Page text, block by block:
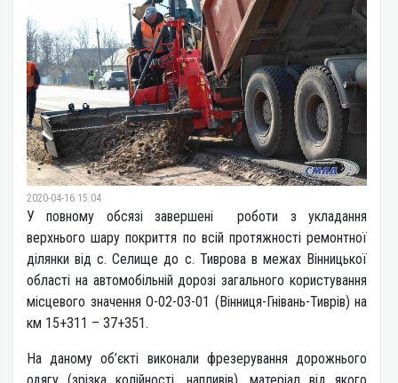
2020-04-16 15:04
У повному обсязі завершені роботи з укладання
верхнього шару покриття по всій протяжності ремонтної
ділянки від с. Селище до с. Тиврова в межах Вінницької
області на автомобільній дорозі загального користування
місцевого значення О-02-03-01 (Вінниця-Гнівань-Тиврів) на
км 15+311 – 37+351.
На даному об’єкті виконали фрезерування дорожнього